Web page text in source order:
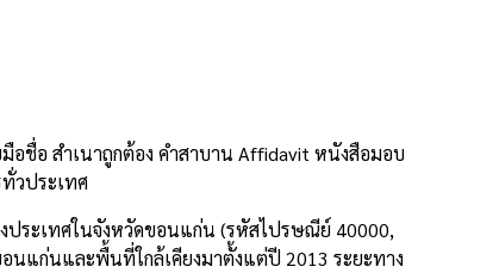
อชื่อ สำเนาถูกต้อง คำสาบาน Affidavit หนังสือมอบ
วประเทศ
ประเทศในจังหวัดขอนแก่น (รหัสไปรษณีย์ 40000,
นแก่นและพื้นที่ใกล้เคียงมาตั้งแต่ปี 2013 ระยะทาง